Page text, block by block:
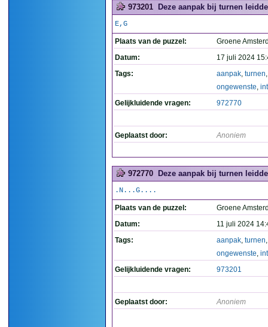
973201 Deze aanpak bij turnen
E,G
Plaats van de puzzel:
Groene
Datum:
17 juli 2024
Tags:
aanpak, turnen
ongewenste,
Gelijkluidende vragen:
972770
Geplaatst door: Anoniem
972770 Deze aanpak bij turnen
.N...G....
Plaats van de puzzel:
Groene
Datum:
11 juli 2024
Tags:
aanpak, turnen
ongewenste,
Gelijkluidende vragen:
973201
Geplaatst door: Anoniem